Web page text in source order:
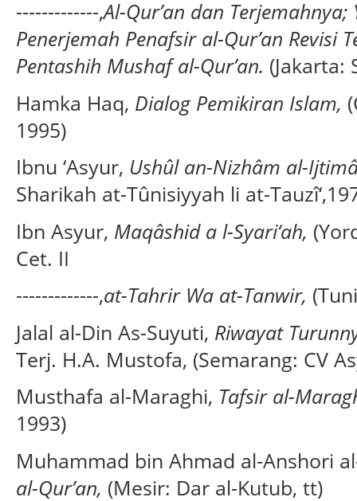
-------------,Al-Qur’an dan
Penerjemah Penafsir al-Qur’an Revisi
Pentashih Mushaf al-Qur’an. (Jakarta:
Hamka Haq, Dialog Pemikiran Islam,
1995)
Ibnu ‘Asyur, Ushûl an-Nizhâm al-
Sharikah at-Tûnisiyyah li at-
Ibn Asyur, Maqâshid a l-Syari‘ah,
Cet. II
-------------,at-Tahrir Wa at-Tanwir,
Jalal al-Din As-Suyuti, Riwayat
Terj. H.A. Mustofa, (Semarang: CV
Musthafa al-Maraghi, Tafsir al-
1993)
Muhammad bin Ahmad al-Anshori
al-Qur’an, (Mesir: Dar al-Kutub, tt)